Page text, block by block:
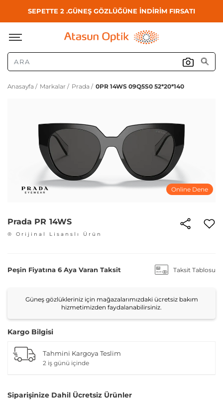
SEPETTE 2 .GÜNEŞ GÖZLÜĞÜNE İNDİRİM FIRSATI
Anasayfa / Markalar / Prada / 0PR 14WS 09Q5S0 52*20*140
Online Dene
Prada PR 14WS
® Orijinal Lisanslı Ürün
Peşin Fiyatına 6 Aya Varan Taksit Taksit Tablosu
Güneş gözlükleriniz için mağazalarımızdaki ücretsiz bakım
hizmetimizden faydalanabilirsiniz.
Kargo Bilgisi
Tahmini Kargoya Teslim
2 iş günü içinde
Siparişinize Dahil Ücretsiz Ürünler